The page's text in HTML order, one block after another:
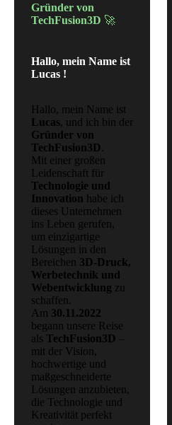
Gründer von
TechFusion3D 🚀
Hallo, mein Name ist
Lucas !
Hallo, mein Name ist
Lucas, und ich bin der
Gründer von
TechFusion3D
Mit einer großen
Leidenschaft für
Technologie und
Innovation habe ich
dieses Unternehmen
ins Leben gerufen,
um einzigartige
Lösungen in den
Bereichen 3D-Druck,
Werbetechnik und
Webentwicklung zu
schaffen.
Am 30.11.2022
begann unsere Reise
als TechFusion3D –
mit der Vision,
hochwertige und
maßgeschneiderte
Lösungen anzubieten,
die Technologie und
Kreativität perfekt